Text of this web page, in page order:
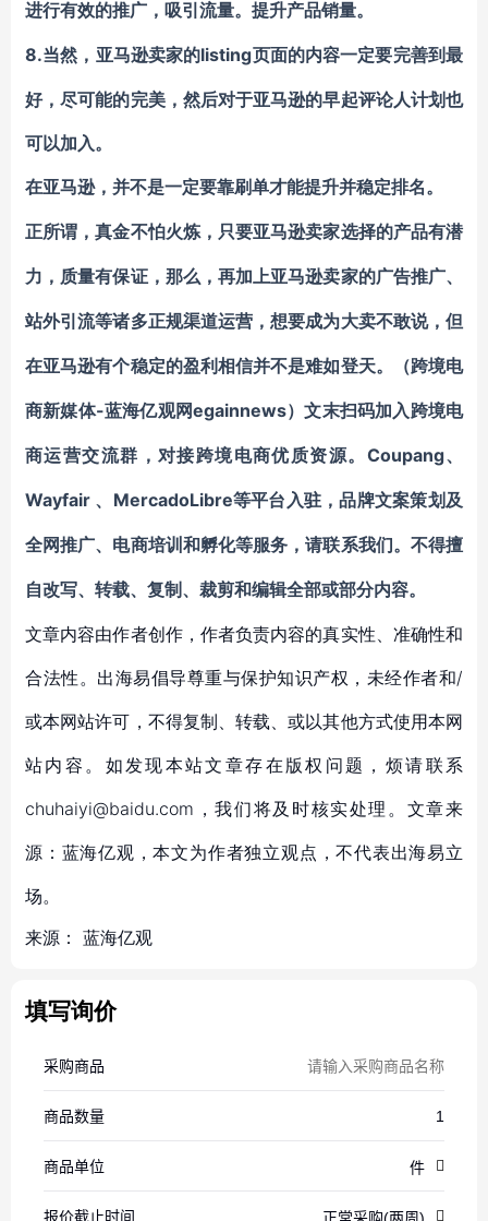
进行有效的推广，吸引流量。提升产品销量。
8.当然，亚马逊卖家的listing页面的内容一定要完善到最
好，尽可能的完美，然后对于亚马逊的早起评论人计划也
可以加入。
在亚马逊，并不是一定要靠刷单才能提升并稳定排名。
正所谓，真金不怕火炼，只要亚马逊卖家选择的产品有潜
力，质量有保证，那么，再加上亚马逊卖家的广告推广、
站外引流等诸多正规渠道运营，想要成为大卖不敢说，但
在亚马逊有个稳定的盈利相信并不是难如登天。 （跨境电
商新媒体-蓝海亿观网egainnews）文末扫码加入跨境电
商运营交流群 ，对接跨境电商优质资源。 Coupang、
Wayfair 、MercadoLibre等平台入驻，品牌文案策划及
全网推广、电商培训和孵化等服务，请联系我们。不得擅
自改写、转载、复制、裁剪和编辑全部或部分内容。
文章内容由作者创作，作者负责内容的真实性、准确性和
合法性。出海易倡导尊重与保护知识产权，未经作者和/
或本网站许可，不得复制、转载、或以其他方式使用本网
站内容。如发现本站文章存在版权问题，烦请联系
chuhaiyi@baidu.com，我们将及时核实处理。文章来
源：蓝海亿观，本文为作者独立观点，不代表出海易立
场。
来源： 蓝海亿观
填写询价